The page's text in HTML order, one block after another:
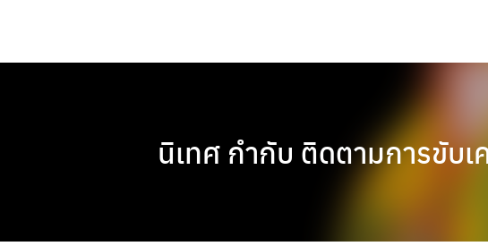
นิเทศ กำกับ ติดตามการขับ